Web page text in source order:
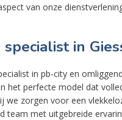
van onze
in
in pb-city en
het perfecte model dat
we zorgen voor een
team met uitgebreide